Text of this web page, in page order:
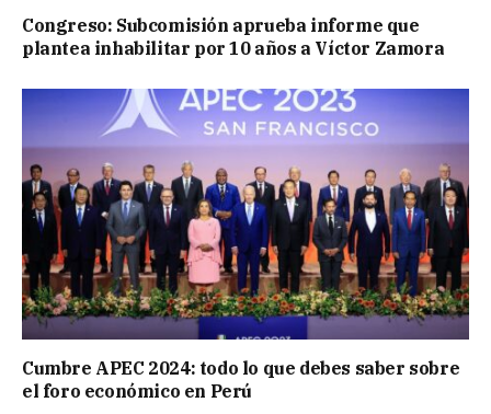
Congreso: Subcomisión aprueba informe que
plantea inhabilitar por 10 años a Víctor Zamora
Cumbre APEC 2024: todo lo que debes saber sobre
el foro económico en Perú